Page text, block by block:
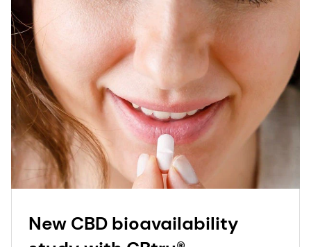
New CBD bioavailability